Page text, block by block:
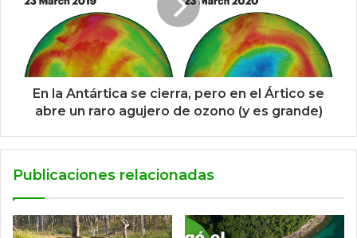
En la Antártica se cierra, pero en el Ártico se
abre un raro agujero de ozono (y es grande)
Publicaciones relacionadas